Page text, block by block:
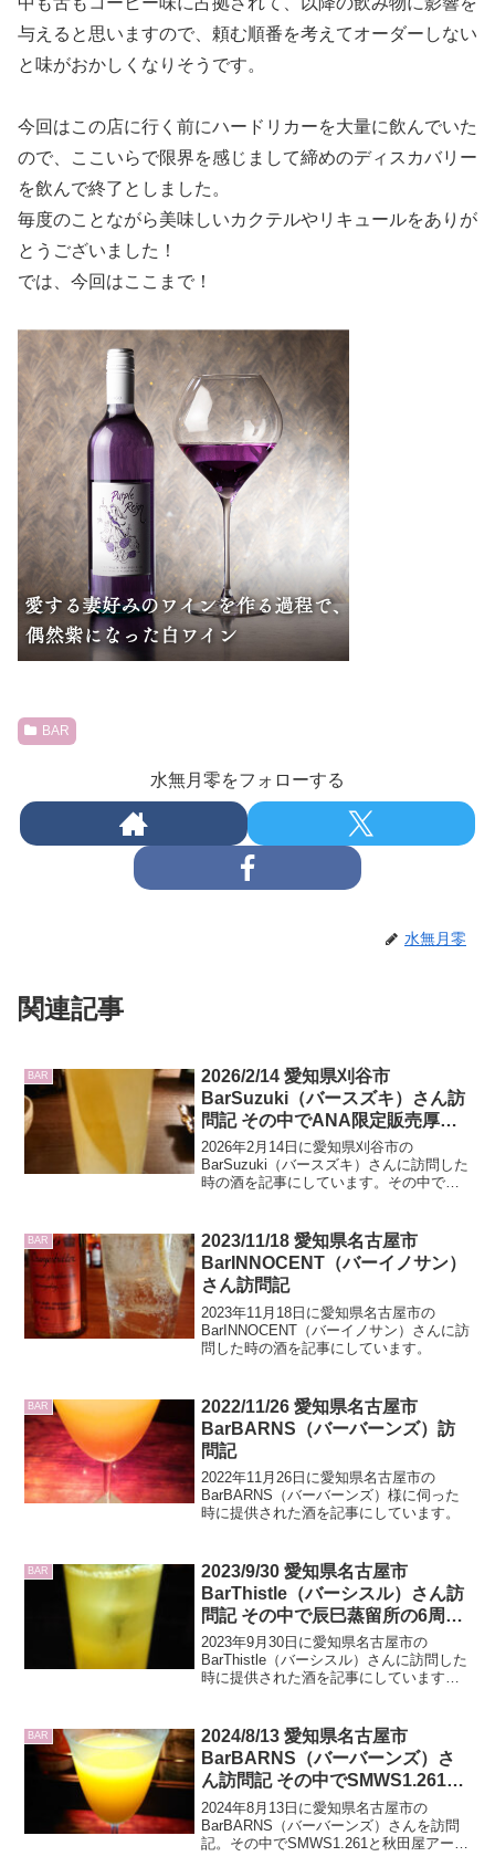
与えると思いますので、頼む順番を考えてオーダーしない
と味がおかしくなりそうです。
今回はこの店に行く前にハードリカーを大量に飲んでいた
ので、ここいらで限界を感じまして締めのディスカバリー
を飲んで終了としました。
毎度のことながら美味しいカクテルやリキュールをありが
とうございました！
では、今回はここまで！
BAR
水無月零をフォローする
水無月零
関連記事
BAR
2026/2/14 愛知県刈谷市
BarSuzuki（バースズキ）さん訪
問記 その中でANA限定販売厚岸
の3種のレビューもあり
2026年2月14日に愛知県刈谷市の
BarSuzuki（バースズキ）さんに訪問した
時の酒を記事にしています。その中で
BAR
2023/11/18 愛知県名古屋市
BarINNOCENT（バーイノサン）
さん訪問記
2023年11月18日に愛知県名古屋市の
BarINNOCENT（バーイノサン）さんに訪
問した時の酒を記事にしています。
BAR
2022/11/26 愛知県名古屋市
BarBARNS（バーバーンズ）訪
問記
2022年11月26日に愛知県名古屋市の
BarBARNS（バーバーンズ）様に伺った
時に提供された酒を記事にしています。
BAR
2023/9/30 愛知県名古屋市
BarThistle（バーシスル）さん訪
問記 その中で辰巳蒸留所の6周年
記念ボトルのジンのレビューもあ
り
2023年9月30日に愛知県名古屋市の
BarThistle（バーシスル）さんに訪問した
時に提供された酒を記事にしています。
BAR
2024/8/13 愛知県名古屋市
BarBARNS（バーバーンズ）さ
ん訪問記 その中でSMWS1.261と
秋田屋アートコレクションのグレ
ンギリー10年のレビューもあり
2024年8月13日に愛知県名古屋市の
BarBARNS（バーバーンズ）さんを訪問
記。その中でSMWS1.261と秋田屋アート